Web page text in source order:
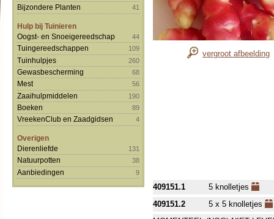
Bijzondere Planten 41
Hulp bij Tuinieren
Oogst- en Snoeigereedschap
44
Tuingereedschappen 109
Tuinhulpjes 260
Gewasbescherming 68
Mest 56
Zaaihulpmiddelen 190
Boeken 89
VreekenClub en Zaadgidsen 4
Overigen
Dierenliefde
131
Natuurpotten 38
Aanbiedingen 9
vergroot afbeelding
409151.1
5 knolletjes
409151.2
5 x 5 knolletjes